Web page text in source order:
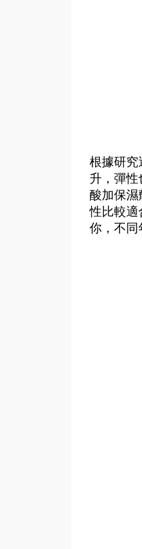
根據研究
升，彈性
酸加保濕
性比較適
你，不同